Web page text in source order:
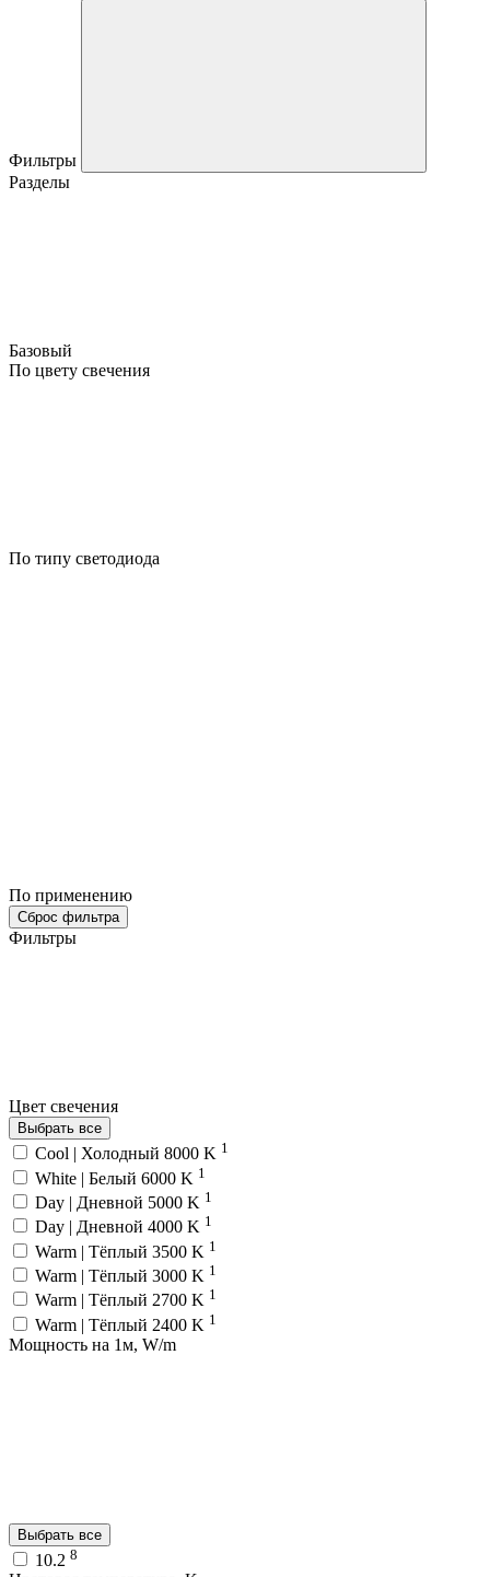
Фильтры
Разделы
Базовый
По цвету свечения
По типу светодиода
По применению
Сброс фильтра
Фильтры
Цвет свечения
Выбрать все
Cool | Холодный 8000 K 1
White | Белый 6000 K 1
Day | Дневной 5000 K 1
Day | Дневной 4000 K 1
Warm | Тёплый 3500 K 1
Warm | Тёплый 3000 K 1
Warm | Тёплый 2700 K 1
Warm | Тёплый 2400 K 1
Мощность на 1м, W/m
Выбрать все
10.2 8